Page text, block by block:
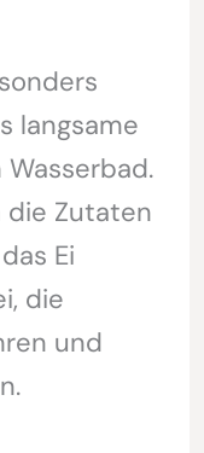
langsame
die Zutaten
Ei
die
und